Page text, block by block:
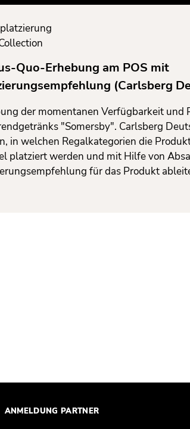
Quo-Erhebung am POS mit
(Carlsberg
der momentanen Verfügbarkeit und
"Somersby". Carlsberg
in welchen Regalkategorien die
platziert werden und mit Hilfe von
für das Produkt
ANMELDUNG PARTNER